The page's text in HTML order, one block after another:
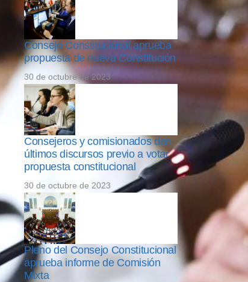
Consejo Constitucional aprueba
propuesta de nueva Constitución
30 de octubre de 2023
Consejeros y comisionados dan
últimos discursos previo a votar
propuesta constitucional
30 de octubre de 2023
Pleno del Consejo Constitucional
aprueba informe de Comisión
Mixta